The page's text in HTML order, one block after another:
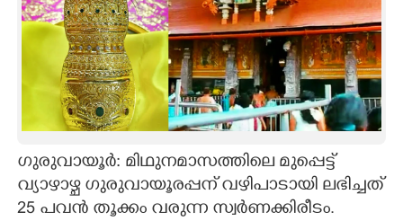
INFO+
CARTOONS
ഗുരുവായൂർ: മിഥുനമാസത്തിലെ മുപ്പെട്ട്
വ്യാഴാഴ്ച ഗുരുവായൂരപ്പന് വഴിപാടായി ലഭിച്ചത്
25 പവൻ തൂക്കം വരുന്ന സ്വർണക്കിരീടം.